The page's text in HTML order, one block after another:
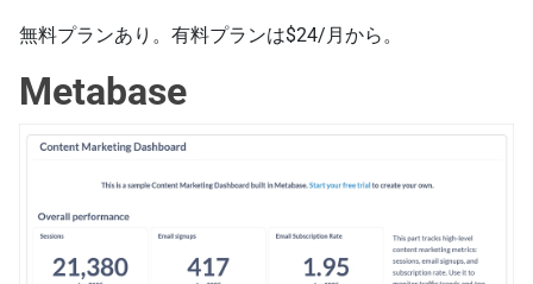
無料プランあり。有料プランは$24/月から。
Metabase